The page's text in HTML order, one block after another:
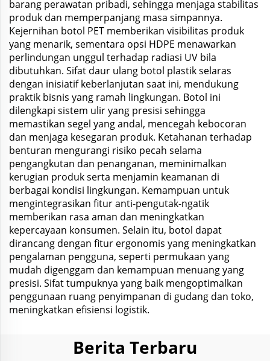
barang perawatan pribadi, sehingga menjaga stabilitas
produk dan memperpanjang masa simpannya.
Kejernihan botol PET memberikan visibilitas produk
yang menarik, sementara opsi HDPE menawarkan
perlindungan unggul terhadap radiasi UV bila
dibutuhkan. Sifat daur ulang botol plastik selaras
dengan inisiatif keberlanjutan saat ini, mendukung
praktik bisnis yang ramah lingkungan. Botol ini
dilengkapi sistem ulir yang presisi sehingga
memastikan segel yang andal, mencegah kebocoran
dan menjaga kesegaran produk. Ketahanan terhadap
benturan mengurangi risiko pecah selama
pengangkutan dan penanganan, meminimalkan
kerugian produk serta menjamin keamanan di
berbagai kondisi lingkungan. Kemampuan untuk
mengintegrasikan fitur anti-pengutak-ngatik
memberikan rasa aman dan meningkatkan
kepercayaan konsumen. Selain itu, botol dapat
dirancang dengan fitur ergonomis yang meningkatkan
pengalaman pengguna, seperti permukaan yang
mudah digenggam dan kemampuan menuang yang
presisi. Sifat tumpuknya yang baik mengoptimalkan
penggunaan ruang penyimpanan di gudang dan toko,
meningkatkan efisiensi logistik.
Berita Terbaru